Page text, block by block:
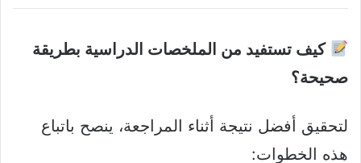
كيف تستفيد من الملخصات الدراسية بطريقة
صحيحة؟
لتحقيق أفضل نتيجة أثناء المراجعة، ينصح باتباع
هذه الخطوات: